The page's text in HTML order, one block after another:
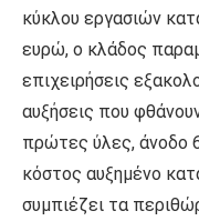
κύκλου εργασιών
ευρώ, ο κλάδος
επιχειρήσεις
αυξήσεις που
πρώτες ύλες, άνοδο
κόστος αυξημένο
συμπιέζει τα